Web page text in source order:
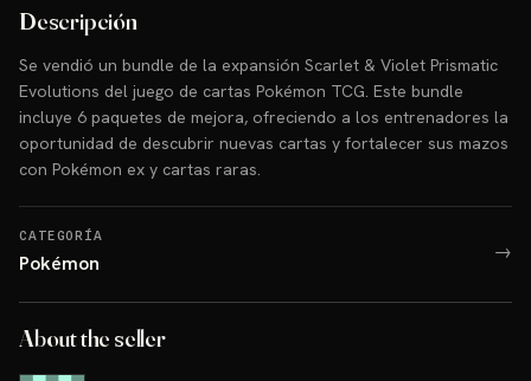
Descripción
Se vendió un bundle de la expansión Scarlet & Violet Prismatic
Evolutions del juego de cartas Pokémon TCG. Este bundle
incluye 6 paquetes de mejora, ofreciendo a los entrenadores la
oportunidad de descubrir nuevas cartas y fortalecer sus mazos
con Pokémon ex y cartas raras.
CATEGORÍA
Pokémon →
About the seller